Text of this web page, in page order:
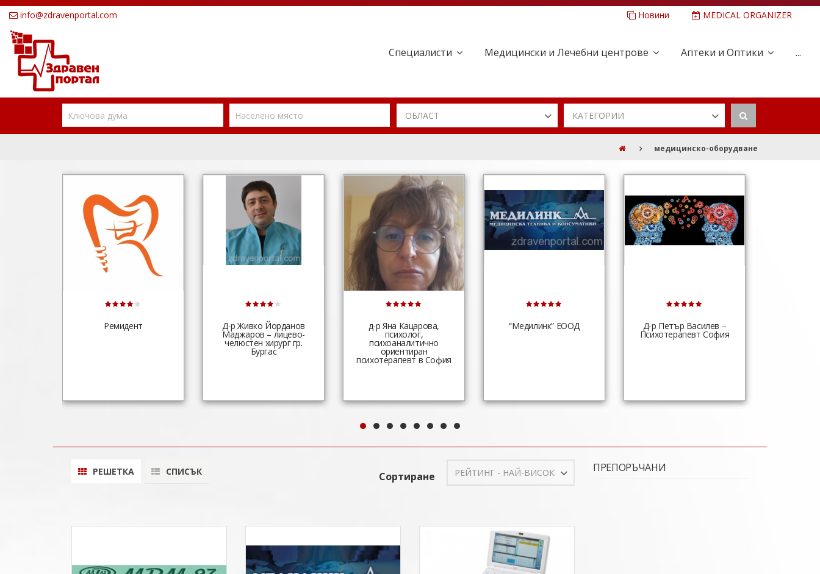
info@zdravenportal.com Новини MEDICAL ORGANIZER
Специалисти Медицински и Лечебни центрове Аптеки и Оптики ...
ОБЛАСТ КАТЕГОРИИ
медицинско-оборудване
Ремидент Д-р Живко Йорданов
Маджаров – лицево-
челюстен хирург гр.
Бургас
д-р Яна Кацарова,
психолог,
психоаналитично
ориентиран
психотерапевт в София
“Медилинк” ЕООД Д-р Петър Василев –
Психотерапевт София
РЕШЕТКА СПИСЪК Сортиране РЕЙТИНГ - НАЙ-ВИСОК ПРЕПОРЪЧАНИ